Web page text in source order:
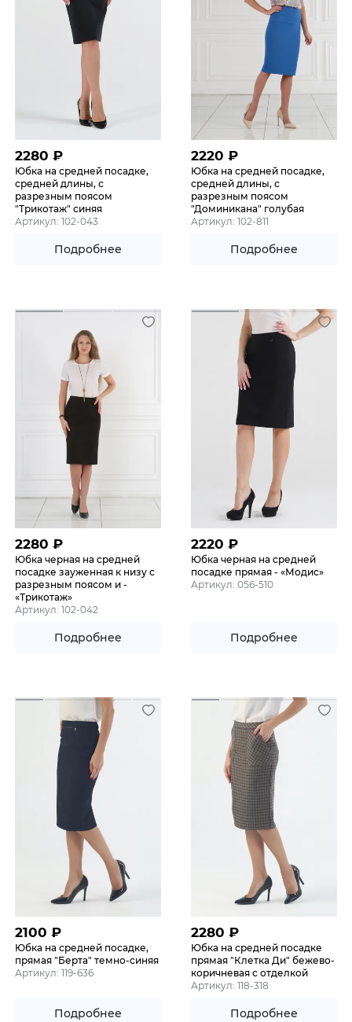
2280 ₽
Юбка на средней посадке,
средней длины, с
разрезным поясом
"Трикотаж" синяя
Артикул: 102-043
Подробнее
2220 ₽
Юбка на средней посадке,
средней длины, с
разрезным поясом
"Доминикана" голубая
Артикул: 102-811
Подробнее
2280 ₽
Юбка черная на средней
посадке зауженная к низу с
разрезным поясом и -
«Трикотаж»
Артикул: 102-042
Подробнее
2220 ₽
Юбка черная на средней
посадке прямая - «Модис»
Артикул: 056-510
Подробнее
2100 ₽
Юбка на средней посадке,
прямая "Берта" темно-синяя
Артикул: 119-636
Подробнее
2280 ₽
Юбка на средней посадке
прямая "Клетка Ди" бежево-
коричневая с отделкой
Артикул: 118-318
Подробнее